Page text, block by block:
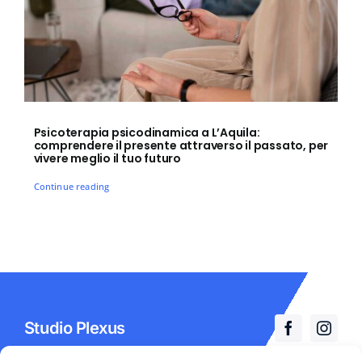
La nostra Rete
Blog
Eventi
Psicoterapia psicodinamica a L’Aquila:
comprendere il presente attraverso il passato, per
vivere meglio il tuo futuro
Continue reading
Studio Plexus